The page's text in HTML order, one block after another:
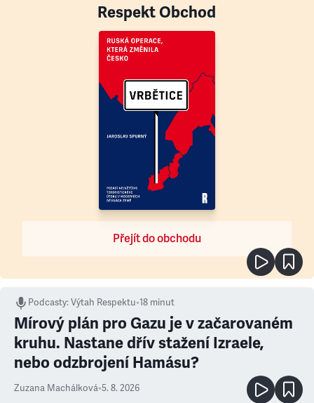
Respekt Obchod
Přejít do obchodu
Podcasty:Výtah Respektu•18 minut
Mírový plán pro Gazu je v začarovaném
kruhu. Nastane dřív stažení Izraele,
nebo odzbrojení Hamásu?
Zuzana Machálková•5. 8. 2026